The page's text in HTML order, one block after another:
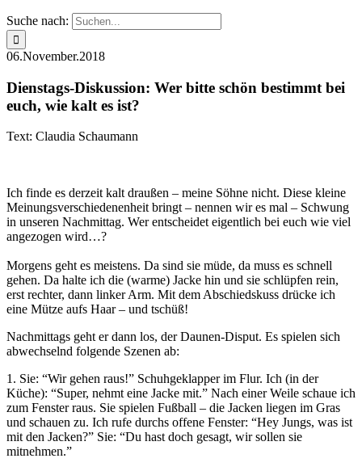
Suche nach:
06.November.2018
Dienstags-Diskussion: Wer bitte schön bestimmt bei
euch, wie kalt es ist?
Text: Claudia Schaumann
Ich finde es derzeit kalt draußen – meine Söhne nicht. Diese kleine
Meinungsverschiedenenheit bringt – nennen wir es mal – Schwung
in unseren Nachmittag. Wer entscheidet eigentlich bei euch wie viel
angezogen wird…?
Morgens geht es meistens. Da sind sie müde, da muss es schnell
gehen. Da halte ich die (warme) Jacke hin und sie schlüpfen rein,
erst rechter, dann linker Arm. Mit dem Abschiedskuss drücke ich
eine Mütze aufs Haar – und tschüß!
Nachmittags geht er dann los, der Daunen-Disput. Es spielen sich
abwechselnd folgende Szenen ab:
1. Sie: “Wir gehen raus!” Schuhgeklapper im Flur. Ich (in der
Küche): “Super, nehmt eine Jacke mit.” Nach einer Weile schaue ich
zum Fenster raus. Sie spielen Fußball – die Jacken liegen im Gras
und schauen zu. Ich rufe durchs offene Fenster: “Hey Jungs, was ist
mit den Jacken?” Sie: “Du hast doch gesagt, wir sollen sie
mitnehmen.”